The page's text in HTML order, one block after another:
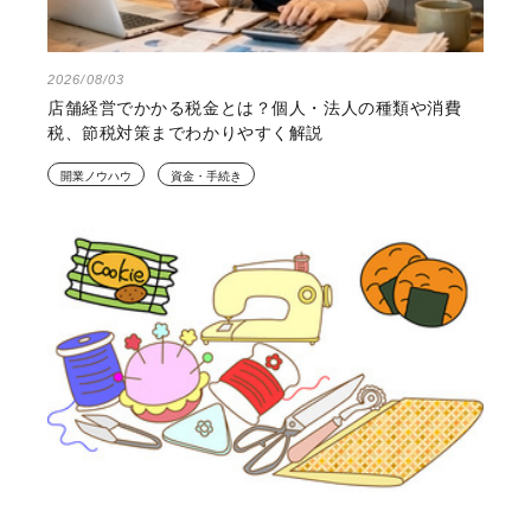
2026/08/03
店舗経営でかかる税金とは？個人・法人の種類や消費
税、節税対策までわかりやすく解説
開業ノウハウ 資金・手続き